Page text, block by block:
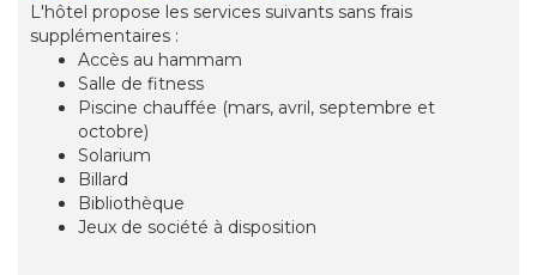
L'hôtel propose les services suivants sans frais
supplémentaires :
Accès au hammam
Salle de fitness
Piscine chauffée (mars, avril, septembre et
octobre)
Solarium
Billard
Bibliothèque
Jeux de société à disposition